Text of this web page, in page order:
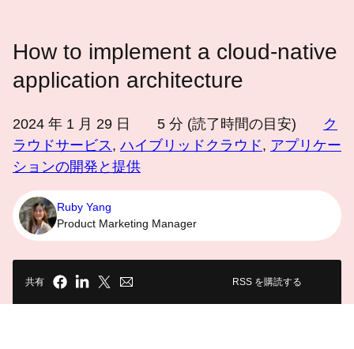
さ
い
How to implement a cloud-native
application architecture
2024 年 1 月 29 日 5 分 (読了時間の目安)
ク
ラウドサービス, ハイブリッドクラウド, アプリケー
ションの開発と提供
Ruby Yang
Product Marketing Manager
共有 RSS を購読する